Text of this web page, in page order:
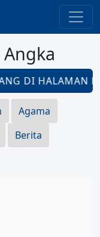
DI HALAMAN
Agama
Berita